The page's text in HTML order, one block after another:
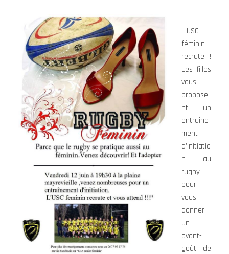
L’USC
féminin
recrute !
Les filles
vous
propose
nt un
entraine
ment
d’initiatio
n au
rugby
pour
vous
donner
un
avant-
goût de